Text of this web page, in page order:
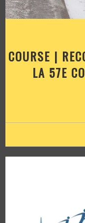
COURSE |
LA 57E